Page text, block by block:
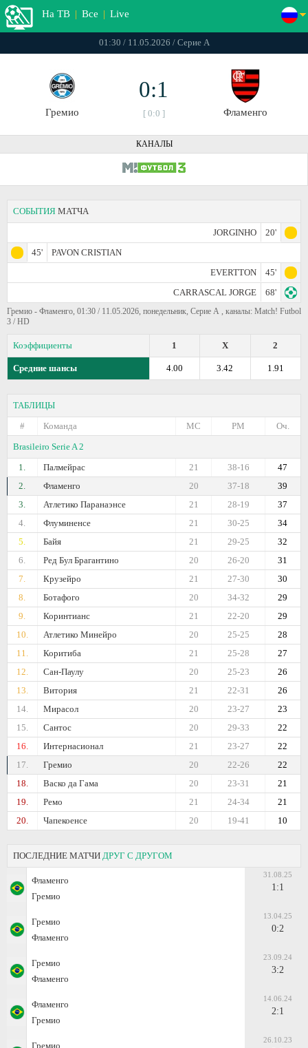
На ТВ | Все | Live
01:30 / 11.05.2026 / Серие А
Гремио
0:1
[ 0:0 ] Фламенго
КАНАЛЫ
СОБЫТИЯ МАТЧА
JORGINHO
20'
45'
PAVON CRISTIAN
EVERTTON
45'
CARRASCAL JORGE
68'
Гремио - Фламенго, 01:30 / 11.05.2026, понедельник, Серие А , каналы: Match! Futbol
3 / HD
Коэффициенты 2
X
1
Средние шансы 1.91
3.42
4.00
ТАБЛИЦЫ
#
Команда Оч.
РМ
МС
Brasileiro Serie A 2
1.
Палмейрас 47
38-16
21
2.
Фламенго 39
37-18
20
3.
Атлетико Паранаэнсе 37
28-19
21
4.
Флуминенсе 34
30-25
21
5.
Байя 32
29-25
21
6.
Ред Бул Брагантино 31
26-20
20
7.
Крузейро 30
27-30
21
8.
Ботафого 29
34-32
20
9.
Коринтианс 29
22-20
21
10.
Атлетико Минейро 28
25-25
20
11.
Коритиба 27
25-28
21
12.
Сан-Паулу 26
25-23
20
13.
Витория 26
22-31
21
14.
Мирасол 23
23-27
20
15.
Сантос 22
29-33
20
16.
Интернасионал 22
23-27
21
17.
Гремио 22
22-26
20
18.
Васко да Гама 21
23-31
20
19.
Ремо 21
24-34
21
20.
Чапекоенсе 10
19-41
20
ПОСЛЕДНИЕ МАТЧИ ДРУГ С ДРУГОМ
Фламенго
Гремио
31.08.25
1:1
Гремио
Фламенго
13.04.25
0:2
Гремио
Фламенго
23.09.24
3:2
Фламенго
Гремио
14.06.24
2:1
Гремио
26.10.23